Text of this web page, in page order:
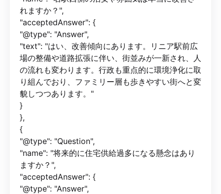
れますか？",
"acceptedAnswer": {
"@type": "Answer",
"text": "はい、改善傾向にあります。リニア駅前広
場の整備や道路拡張に伴い、街並みが一新され、人
の流れも変わります。行政も重点的に環境浄化に取
り組んでおり、ファミリー層も歩きやすい街へと変
貌しつつあります。"
}
},
{
"@type": "Question",
"name": "将来的に住宅供給過多になる懸念はあり
ますか？",
"acceptedAnswer": {
"@type": "Answer",